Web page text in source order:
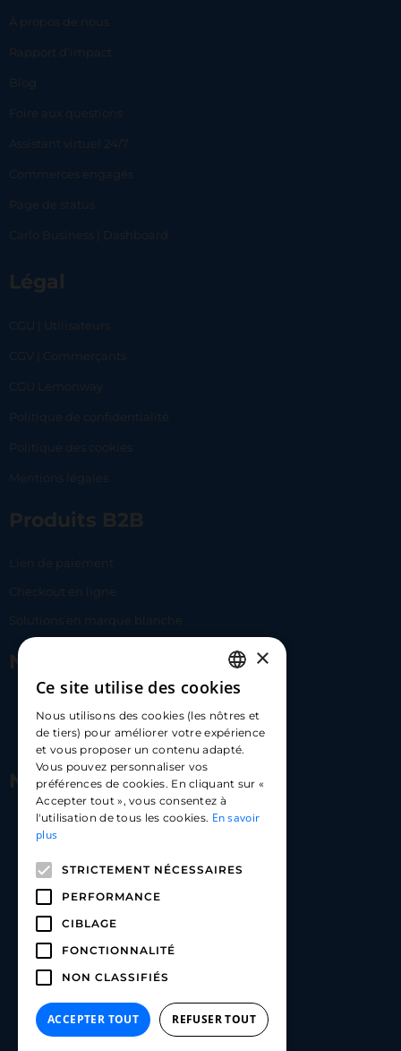
À propos de nous
Rapport d’impact
Blog
Foire aux questions
Assistant virtuel 24/7
Commerces engagés
Page de status
Carlo Business | Dashboard
Légal
CGU | Utilisateurs
CGV | Commerçants
CGU Lemonway
Politique de confidentialité
Politique des cookies
Mentions légales
Produits B2B
Lien de paiement
Checkout en ligne
Solutions en marque blanche
Nous contacter
hello@carloapp.com
Nous suivre
Carlo App | Instagram
Carlo App | Linkedin
FRENCH
ENGLISH
SPANISH
×
Ce site utilise des cookies
Nous utilisons des cookies (les nôtres et
de tiers) pour améliorer votre expérience
et vous proposer un contenu adapté.
Vous pouvez personnaliser vos
préférences de cookies. En cliquant sur «
Accepter tout », vous consentez à
l'utilisation de tous les cookies. En savoir
plus
STRICTEMENT NÉCESSAIRES
PERFORMANCE
CIBLAGE
FONCTIONNALITÉ
NON CLASSIFIÉS
ACCEPTER TOUT REFUSER TOUT